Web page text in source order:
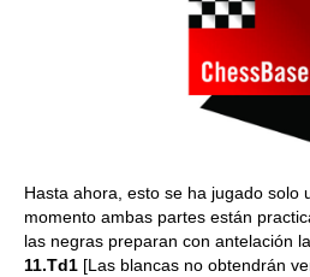
Hasta ahora, esto se ha jugado solo
momento ambas partes están
las negras preparan con antelación
11.Td1 [Las blancas no obtendrán